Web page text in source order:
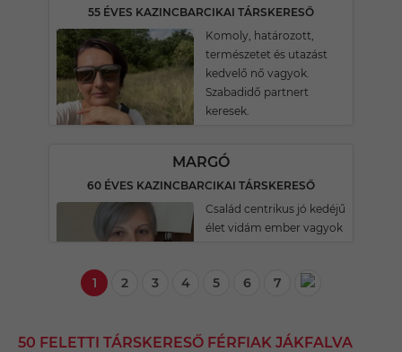
55 ÉVES KAZINCBARCIKAI TÁRSKERESŐ
Komoly, határozott,
természetet és utazást
kedvelő nő vagyok.
Szabadidő partnert
keresek.
MARGÓ
60 ÉVES KAZINCBARCIKAI TÁRSKERESŐ
Család centrikus jó kedéjű
élet vidám ember vagyok
1 2 3 4 5 6 7
50 FELETTI TÁRSKERESŐ FÉRFIAK JÁKFALVA